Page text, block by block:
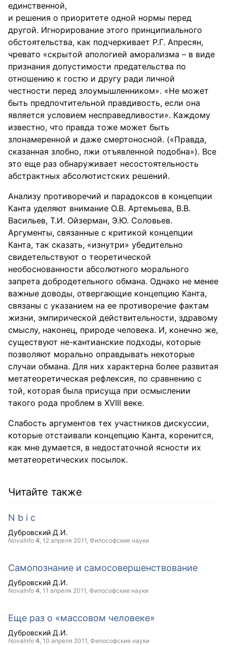
единственной,
и решения о приоритете одной нормы перед
другой. Игнорирование этого принципиального
обстоятельства, как подчеркивает Р.Г. Апресян,
чревато «скрытой апологией аморализма – в виде
признания допустимости предательства по
отношению к гостю и другу ради личной
честности перед злоумышленником». «Не может
быть предпочтительной правдивость, если она
является условием несправедливости». Каждому
известно, что правда тоже может быть
злонамеренной и даже смертоносной. («Правда,
сказанная злобно, лжи отъявленной подобна»). Все
это еще раз обнаруживает несостоятельность
абстрактных абсолютистских решений.
Анализу противоречий и парадоксов в концепции
Канта уделяют внимание О.В. Артемьева, В.В.
Васильев, Т.И. Ойзерман, Э.Ю. Соловьев.
Аргументы, связанные с критикой концепции
Канта, так сказать, «изнутри» убедительно
свидетельствуют о теоретической
необоснованности абсолютного морального
запрета добродетельного обмана. Однако не менее
важные доводы, отвергающие концепцию Канта,
связаны с указанием на ее противоречие фактам
жизни, эмпирической действительности, здравому
смыслу, наконец, природе человека. И, конечно же,
существуют не-кантианские подходы, которые
позволяют морально оправдывать некоторые
случаи обмана. Для них характерна более развитая
метатеоретическая рефлексия, по сравнению с
той, которая была присуща при осмыслении
такого рода проблем в ХVIII веке.
Слабость аргументов тех участников дискуссии,
которые отстаивали концепцию Канта, коренится,
как мне думается, в недостаточной ясности их
метатеоретических посылок.
Читайте также
N b i c
Дубровский Д.И.
NovaInfo 4, 12 апреля 2011, Философские науки
Самопознание и самосовершенствование
Дубровский Д.И.
NovaInfo 4, 11 апреля 2011, Философские науки
Еще раз о «массовом человеке»
Дубровский Д.И.
NovaInfo 4, 10 апреля 2011, Философские науки